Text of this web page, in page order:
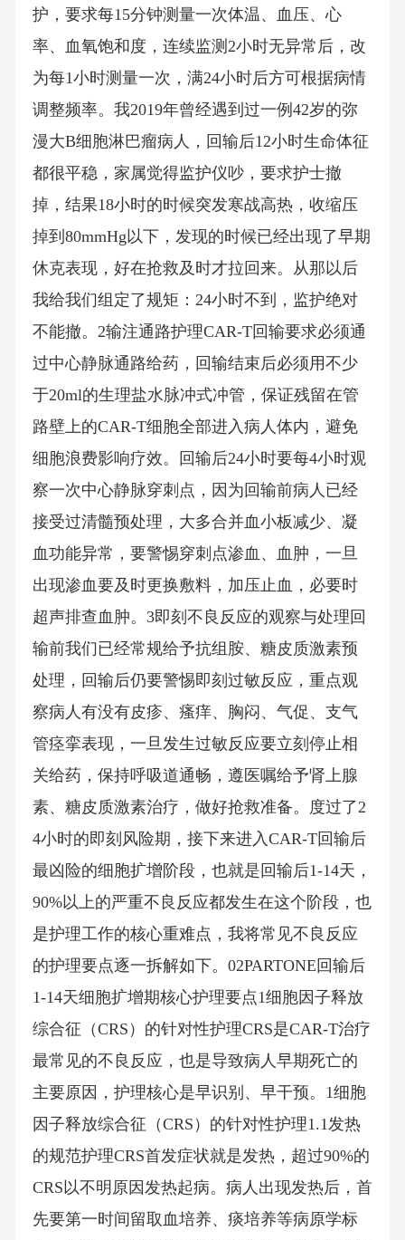
护，要求每15分钟测量一次体温、血压、心
率、血氧饱和度，连续监测2小时无异常后，改
为每1小时测量一次，满24小时后方可根据病情
调整频率。我2019年曾经遇到过一例42岁的弥
漫大B细胞淋巴瘤病人，回输后12小时生命体征
都很平稳，家属觉得监护仪吵，要求护士撤
掉，结果18小时的时候突发寒战高热，收缩压
掉到80mmHg以下，发现的时候已经出现了早期
休克表现，好在抢救及时才拉回来。从那以后
我给我们组定了规矩：24小时不到，监护绝对
不能撤。2输注通路护理CAR-T回输要求必须通
过中心静脉通路给药，回输结束后必须用不少
于20ml的生理盐水脉冲式冲管，保证残留在管
路壁上的CAR-T细胞全部进入病人体内，避免
细胞浪费影响疗效。回输后24小时要每4小时观
察一次中心静脉穿刺点，因为回输前病人已经
接受过清髓预处理，大多合并血小板减少、凝
血功能异常，要警惕穿刺点渗血、血肿，一旦
出现渗血要及时更换敷料，加压止血，必要时
超声排查血肿。3即刻不良反应的观察与处理回
输前我们已经常规给予抗组胺、糖皮质激素预
处理，回输后仍要警惕即刻过敏反应，重点观
察病人有没有皮疹、瘙痒、胸闷、气促、支气
管痉挛表现，一旦发生过敏反应要立刻停止相
关给药，保持呼吸道通畅，遵医嘱给予肾上腺
素、糖皮质激素治疗，做好抢救准备。度过了2
4小时的即刻风险期，接下来进入CAR-T回输后
最凶险的细胞扩增阶段，也就是回输后1-14天，
90%以上的严重不良反应都发生在这个阶段，也
是护理工作的核心重难点，我将常见不良反应
的护理要点逐一拆解如下。02PARTONE回输后
1-14天细胞扩增期核心护理要点1细胞因子释放
综合征（CRS）的针对性护理CRS是CAR-T治疗
最常见的不良反应，也是导致病人早期死亡的
主要原因，护理核心是早识别、早干预。1细胞
因子释放综合征（CRS）的针对性护理1.1发热
的规范护理CRS首发症状就是发热，超过90%的
CRS以不明原因发热起病。病人出现发热后，首
先要第一时间留取血培养、痰培养等病原学标